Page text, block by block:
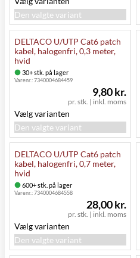
Den valgte variant
DELTACO U/UTP Cat6 patch
kabel, halogenfri, 0,3 meter,
hvid
30+ stk. på lager
Varenr.:7340004684459
pr. stk. | inkl. moms
9,80 kr.
Vælg varianten
Den valgte variant
DELTACO U/UTP Cat6 patch
kabel, halogenfri, 0,7 meter,
hvid
600+ stk. på lager
Varenr.:7340004684558
pr. stk. | inkl. moms
28,00 kr.
Vælg varianten
Den valgte variant